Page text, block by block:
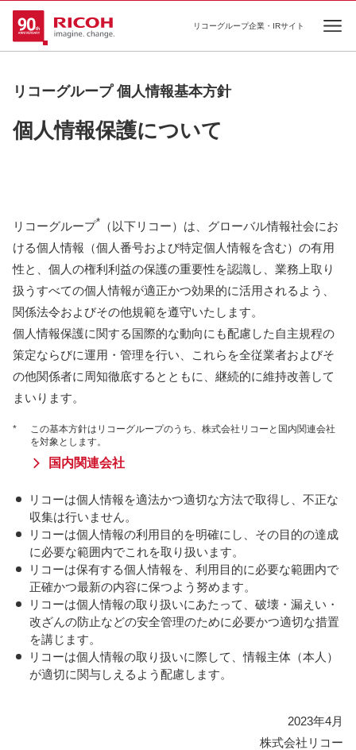
リコーグループ企業・IRサイト
リコーグループ 個人情報基本方針
個人情報保護について
リコーグループ*
（以下リコー）は、グローバル情報社会にお
ける個人情報（個人番号および特定個人情報を含む）の有用
性と、個人の権利利益の保護の重要性を認識し、業務上取り
扱うすべての個人情報が適正かつ効果的に活用されるよう、
関係法令およびその他規範を遵守いたします。
個人情報保護に関する国際的な動向にも配慮した自主規程の
策定ならびに運用・管理を行い、これらを全従業者およびそ
の他関係者に周知徹底するとともに、継続的に維持改善して
まいります。
*
この基本方針はリコーグループのうち、株式会社リコーと国内関連会社
を対象とします。
国内関連会社
リコーは個人情報を適法かつ適切な方法で取得し、不正な
収集は行いません。
リコーは個人情報の利用目的を明確にし、その目的の達成
に必要な範囲内でこれを取り扱います。
リコーは保有する個人情報を、利用目的に必要な範囲内で
正確かつ最新の内容に保つよう努めます。
リコーは個人情報の取り扱いにあたって、破壊・漏えい・
改ざんの防止などの安全管理のために必要かつ適切な措置
を講じます。
リコーは個人情報の取り扱いに際して、情報主体（本人）
が適切に関与しえるよう配慮します。
2023年4月
株式会社リコー